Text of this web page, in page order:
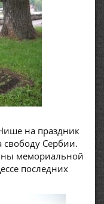
на праздник
Сербии.
мемориальной
последних